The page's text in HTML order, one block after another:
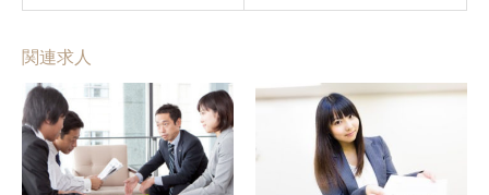
関連求人